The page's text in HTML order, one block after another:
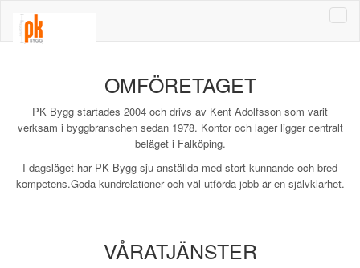
OMFÖRETAGET
PK Bygg startades 2004 och drivs av Kent Adolfsson som varit
verksam i byggbranschen sedan 1978. Kontor och lager ligger centralt
beläget i Falköping.
I dagsläget har PK Bygg sju anställda med stort kunnande och bred
kompetens.Goda kundrelationer och väl utförda jobb är en självklarhet.
VÅRATJÄNSTER